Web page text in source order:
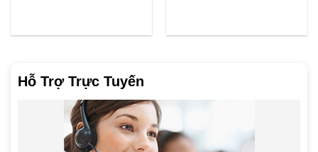
Hỗ Trợ Trực Tuyến